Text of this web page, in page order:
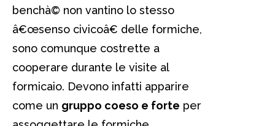
benchà© non vantino lo stesso
â€œsenso civicoâ€ delle formiche,
sono comunque costrette a
cooperare durante le visite al
formicaio. Devono infatti apparire
come un gruppo coeso e forte per